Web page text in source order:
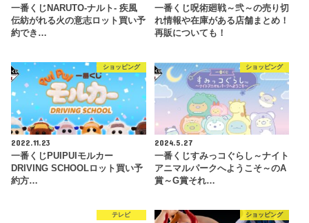
一番くじNARUTO-ナルト- 疾風
伝紡がれる火の意志ロット買い予
約でき…
一番くじ呪術廻戦～弐～の売り切
れ情報や在庫がある店舗まとめ！
再販についても！
ショッピング
2022.11.23
一番くじPUIPUIモルカー
DRIVING SCHOOLロット買い予
約方…
ショッピング
2024.5.27
一番くじすみっコぐらし～ナイト
アニマルパークへようこそ～のA
賞～G賞それ…
テレビ ショッピング